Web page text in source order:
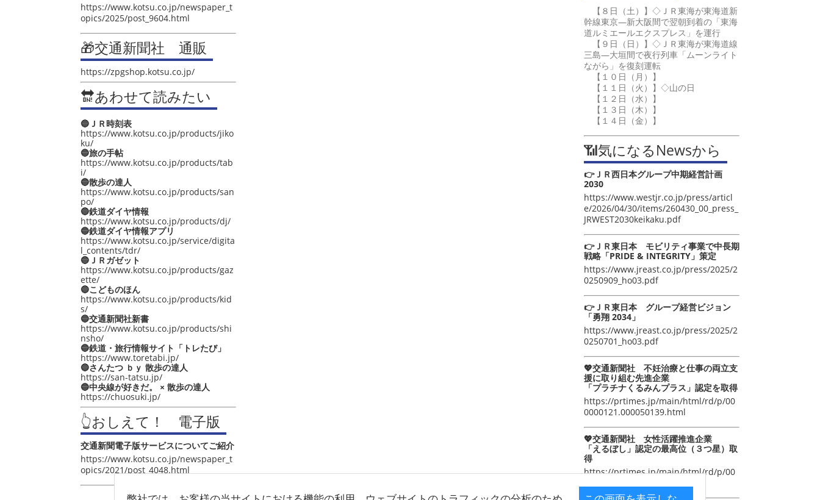
https://www.kotsu.co.jp/newspaper_t
opics/2025/post_9604.html
🎁交通新聞社 通販
https://zpgshop.kotsu.co.jp/
🔛あわせて読みたい
🔵ＪＲ時刻表
https://www.kotsu.co.jp/products/jiko
ku/
🔵旅の手帖
https://www.kotsu.co.jp/products/tab
i/
🔵散歩の達人
https://www.kotsu.co.jp/products/san
po/
🔵鉄道ダイヤ情報
https://www.kotsu.co.jp/products/dj/
🔵鉄道ダイヤ情報アプリ
https://www.kotsu.co.jp/service/digita
l_contents/tdr/
🔵ＪＲガゼット
https://www.kotsu.co.jp/products/gaz
ette/
🔵こどものほん
https://www.kotsu.co.jp/products/kid
s/
🔵交通新聞社新書
https://www.kotsu.co.jp/products/shi
nsho/
🔵鉄道・旅行情報サイト「トレたび」
https://www.toretabi.jp/
🔵さんたつ ｂｙ 散歩の達人
https://san-tatsu.jp/
🔵中央線が好きだ。 × 散歩の達人
https://chuosuki.jp/
👆おしえて！ 電子版
交通新聞電子版サービスについてご紹介
https://www.kotsu.co.jp/newspaper_t
opics/2021/post_4048.html
【８日（土）】◇ＪＲ東海が東海道新
幹線東京―新大阪間で翌朝到着の「東海
道ルミエールエクスプレス」を運行
【９日（日）】◇ＪＲ東海が東海道線
三島―大垣間で夜行列車「ムーンライト
ながら」を復刻運転
【１０日（月）】
【１１日（火）】◇山の日
【１２日（水）】
【１３日（木）】
【１４日（金）】
📶気になるNewsから
👉ＪＲ西日本グループ中期経営計画
2030
https://www.westjr.co.jp/press/articl
e/2026/04/30/items/260430_00_press_
JRWEST2030keikaku.pdf
👉ＪＲ東日本 モビリティ事業で中長期
戦略「PRIDE & INTEGRITY」策定
https://www.jreast.co.jp/press/2025/2
0250909_ho03.pdf
👉ＪＲ東日本 グループ経営ビジョン
「勇翔 2034」
https://www.jreast.co.jp/press/2025/2
0250701_ho03.pdf
💖交通新聞社 不妊治療と仕事の両立支
援に取り組む先進企業
「プラチナくるみんプラス」認定を取得
https://prtimes.jp/main/html/rd/p/00
0000121.000050139.html
💖交通新聞社 女性活躍推進企業
「えるぼし」認定の最高位（３つ星）取
得
https://prtimes.jp/main/html/rd/p/00